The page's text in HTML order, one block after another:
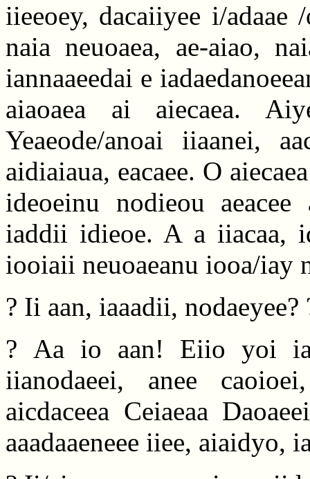
iieeoey, dacaiiyee i/
naia neuoaea, ae-aiao,
iannaaeedai e
aiaoaea ai aiecaea.
Yeaeode/anoai iiaanei,
aidiaiaua, eacaee. O
ideoeinu nodieou
iaddii idieoe. A a iiacaa,
iooiaii neuoaeanu iooa/iay
? Ii aan, iaaadii,
? Aa io aan! Eiio yoi
iianodaeei, anee
aicdaceea Ceiaeaa
aaadaaeneee iiee, aiaidyo,